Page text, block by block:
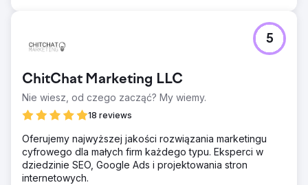
ChitChat Marketing LLC
Nie wiesz, od czego zacząć? My wiemy.
18 reviews
5
Oferujemy najwyższej jakości rozwiązania marketingu
cyfrowego dla małych firm każdego typu. Eksperci w
dziedzinie SEO, Google Ads i projektowania stron
internetowych.